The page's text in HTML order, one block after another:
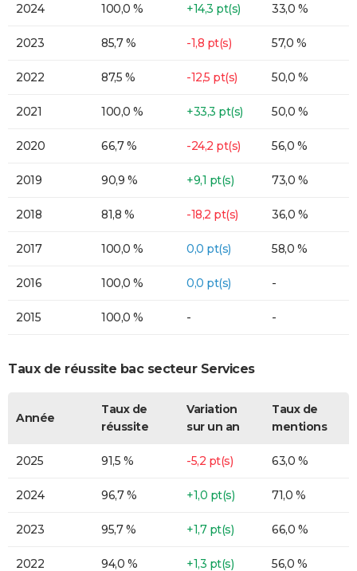
2024 100,0 % +14,3 pt(s) 33,0 %
2023 85,7 % -1,8 pt(s) 57,0 %
2022 87,5 % -12,5 pt(s) 50,0 %
2021 100,0 % +33,3 pt(s) 50,0 %
2020 66,7 % -24,2 pt(s) 56,0 %
2019 90,9 % +9,1 pt(s) 73,0 %
2018 81,8 % -18,2 pt(s) 36,0 %
2017 100,0 % 0,0 pt(s) 58,0 %
2016 100,0 % 0,0 pt(s) -
2015 100,0 % - -
Taux de réussite bac secteur Services
Année
Taux de
réussite
Variation
sur un an
Taux de
mentions
2025 91,5 % -5,2 pt(s) 63,0 %
2024 96,7 % +1,0 pt(s) 71,0 %
2023 95,7 % +1,7 pt(s) 66,0 %
2022 94,0 % +1,3 pt(s) 56,0 %